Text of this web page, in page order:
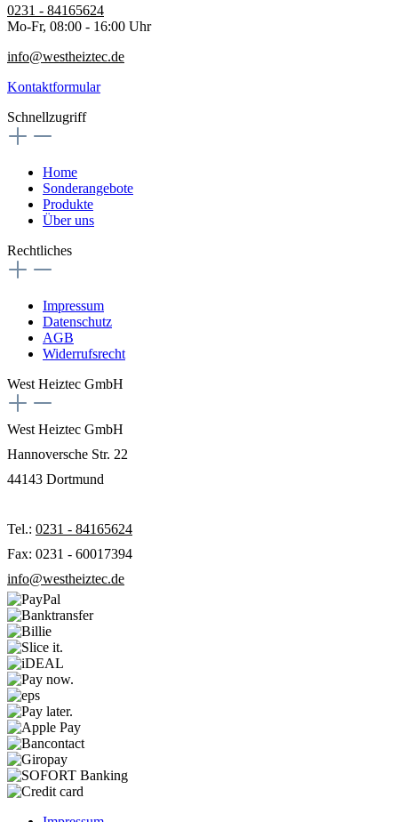
0231 - 84165624
Mo-Fr, 08:00 - 16:00 Uhr
info@westheiztec.de
Kontaktformular
Schnellzugriff
Home
Sonderangebote
Produkte
Über uns
Rechtliches
Impressum
Datenschutz
AGB
Widerrufsrecht
West Heiztec GmbH
West Heiztec GmbH
Hannoversche Str. 22
44143 Dortmund
Tel.: 0231 - 84165624
Fax: 0231 - 60017394
info@westheiztec.de